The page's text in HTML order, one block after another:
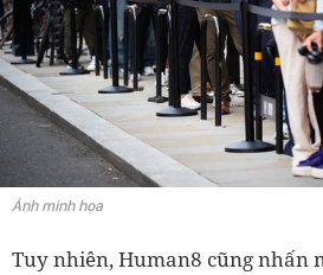
Ảnh minh họa
Tuy nhiên, Human8 cũng nhấn